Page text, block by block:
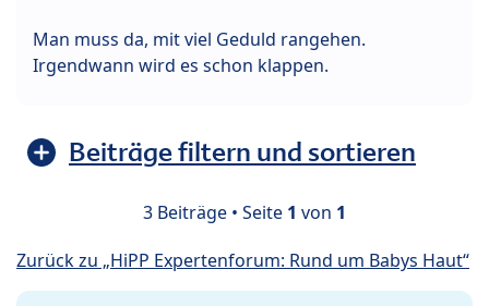
Man muss da, mit viel Geduld rangehen.
Irgendwann wird es schon klappen.
Beiträge filtern und sortieren
3 Beiträge • Seite 1 von 1
Zurück zu „HiPP Expertenforum: Rund um Babys Haut“